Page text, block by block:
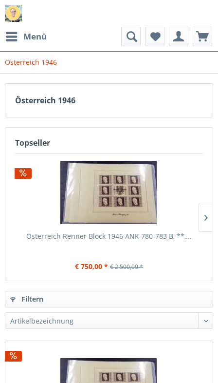
Menü
Österreich 1946
Österreich 1946
Topseller
Österreich Renner Block 1946 ANK 780-783 B, **,...
€ 750,00 * € 2.500,00 *
Filtern